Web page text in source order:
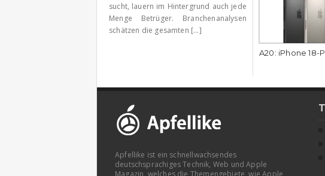
sucht, lauern im Hintergrund auch jede
Menge Betrüger. Branchenanalysen
schätzen die gesamten [...]
A20: iPhone
Apfellike ist ein schnellwachsendes
deutschsprachiges Technik, Web und Apple
Magazin, welches die Themengebiete, wie Apple,